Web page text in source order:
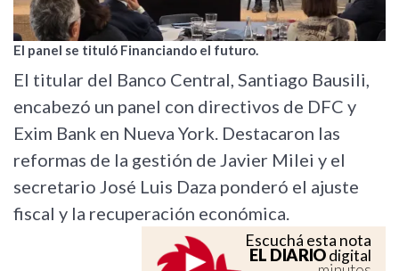
El panel se tituló Financiando el futuro.
El titular del Banco Central, Santiago Bausili,
encabezó un panel con directivos de DFC y
Exim Bank en Nueva York. Destacaron las
reformas de la gestión de Javier Milei y el
secretario José Luis Daza ponderó el ajuste
fiscal y la recuperación económica.
Escuchá esta nota
EL DIARIOdigital